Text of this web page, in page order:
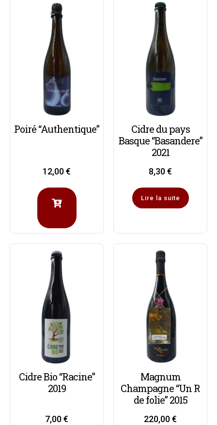
Poiré “Authentique”
12,00€
Cidre du pays
Basque “Basandere”
2021
8,30€
Lire la suite
Cidre Bio “Racine”
2019
7,00€
Magnum
Champagne “Un R
de folie” 2015
220,00€